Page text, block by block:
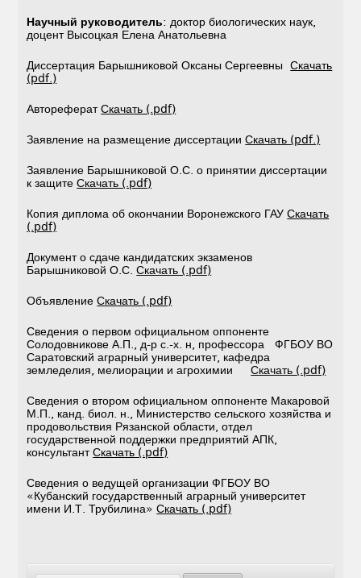
Научный руководитель: доктор биологических наук,
доцент Высоцкая Елена Анатольевна
Диссертация Барышниковой Оксаны СергеевныСкачать
(pdf.)
АвторефератСкачать (.pdf)
Заявление на размещение диссертацииСкачать (pdf.)
Заявление Барышниковой О.С. о принятии диссертации
к защитеСкачать (.pdf)
Копия диплома об окончании Воронежского ГАУСкачать
(.pdf)
Документ о сдаче кандидатских экзаменов
Барышниковой О.С.Скачать (.pdf)
ОбъявлениеСкачать (.pdf)
Сведения о первом официальном оппоненте
Солодовникове А.П., д-р с.-х. н, профессора ФГБОУ ВО
Саратовский аграрный университет, кафедра
земледелия, мелиорации и агрохимииСкачать (.pdf)
Сведения о втором официальном оппоненте Макаровой
М.П., канд. биол. н., Министерство сельского хозяйства и
продовольствия Рязанской области, отдел
государственной поддержки предприятий АПК,
консультантСкачать (.pdf)
Сведения о ведущей организации ФГБОУ ВО
«Кубанский государственный аграрный университет
имени И.Т. Трубилина»Скачать (.pdf)